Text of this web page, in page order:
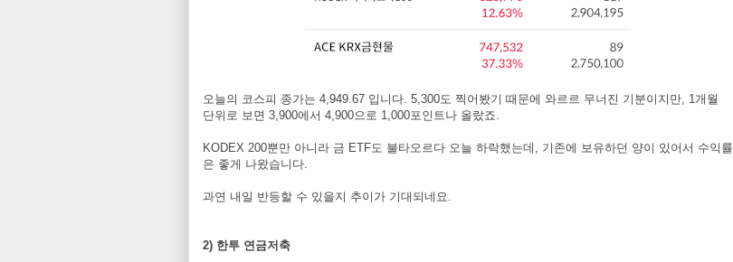
오늘의 코스피 종가는 4,949.67 입니다. 5,300도 찍어봤기 때문에 와르르 무너진 기분이지만, 1개월
단위로 보면 3,900에서 4,900으로 1,000포인트나 올랐죠.
KODEX 200뿐만 아니라 금 ETF도 불타오르다 오늘 하락했는데, 기존에 보유하던 양이 있어서 수익률
은 좋게 나왔습니다.
과연 내일 반등할 수 있을지 추이가 기대되네요.
2) 한투 연금저축